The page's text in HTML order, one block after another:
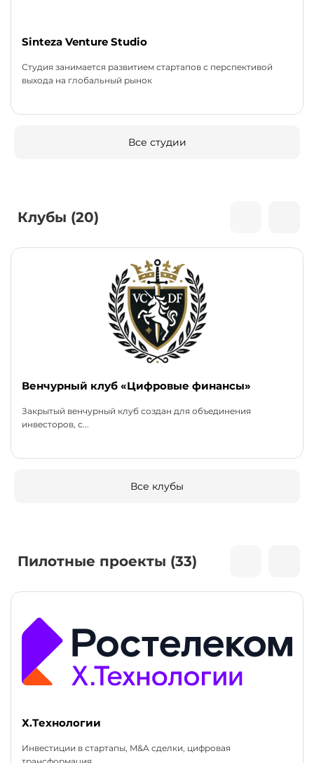
Sinteza Venture Studio
Студия занимается развитием стартапов с перспективой
выхода на глобальный рынок
Все студии
Клубы (20)
Венчурный клуб «Цифровые финансы»
Закрытый венчурный клуб создан для объединения
инвесторов, с...
Все клубы
Пилотные проекты (33)
Х.Технологии
Инвестиции в стартапы, M&A сделки, цифровая